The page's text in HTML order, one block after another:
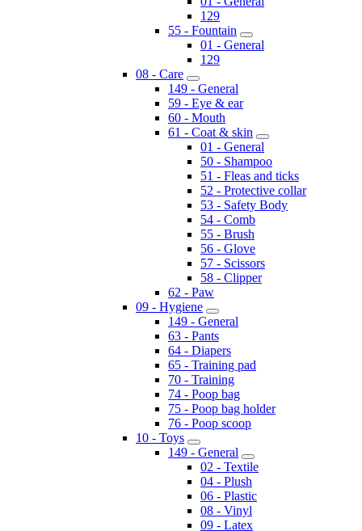
129
55 - Fountain
01 - General
129
08 - Care
149 - General
59 - Eye & ear
60 - Mouth
61 - Coat & skin
01 - General
50 - Shampoo
51 - Fleas and ticks
52 - Protective collar
53 - Safety Body
54 - Comb
55 - Brush
56 - Glove
57 - Scissors
58 - Clipper
62 - Paw
09 - Hygiene
149 - General
63 - Pants
64 - Diapers
65 - Training pad
70 - Training
74 - Poop bag
75 - Poop bag holder
76 - Poop scoop
10 - Toys
149 - General
02 - Textile
04 - Plush
06 - Plastic
08 - Vinyl
09 - Latex